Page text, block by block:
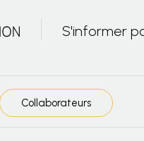
S'informer
Collaborateurs